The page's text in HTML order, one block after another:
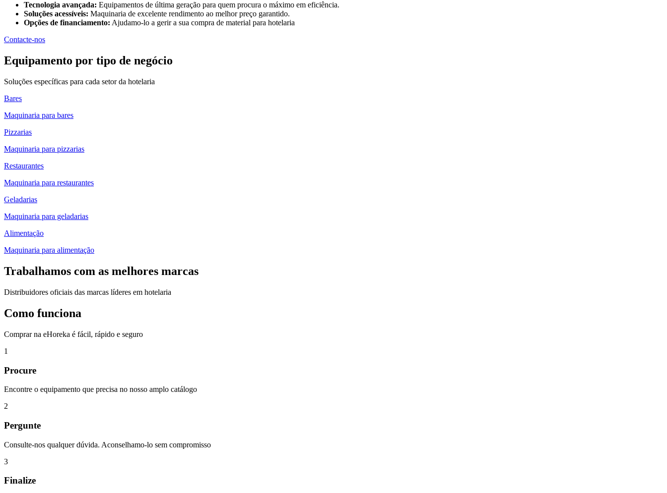
Tecnologia avançada: Equipamentos de última geração para quem procura o máximo em eficiência.
Soluções acessíveis: Maquinaria de excelente rendimento ao melhor preço garantido.
Opções de financiamento: Ajudamo-lo a gerir a sua compra de material para hotelaria
Contacte-nos
Equipamento por tipo de negócio
Soluções específicas para cada setor da hotelaria
Bares
Maquinaria para bares
Pizzarias
Maquinaria para pizzarias
Restaurantes
Maquinaria para restaurantes
Geladarias
Maquinaria para geladarias
Alimentação
Maquinaria para alimentação
Trabalhamos com as melhores marcas
Distribuidores oficiais das marcas líderes em hotelaria
Como funciona
Comprar na eHoreka é fácil, rápido e seguro
1
Procure
Encontre o equipamento que precisa no nosso amplo catálogo
2
Pergunte
Consulte-nos qualquer dúvida. Aconselhamo-lo sem compromisso
3
Finalize